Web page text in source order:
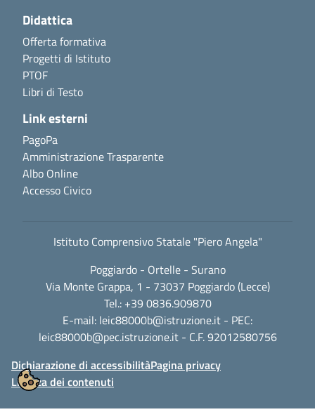
Didattica
Offerta formativa
Progetti di Istituto
PTOF
Libri di Testo
Link esterni
PagoPa
Amministrazione Trasparente
Albo Online
Accesso Civico
Istituto Comprensivo Statale "Piero Angela"
Poggiardo - Ortelle - Surano
Via Monte Grappa, 1 - 73037 Poggiardo (Lecce)
Tel.: +39 0836.909870
E-mail: leic88000b@istruzione.it - PEC:
leic88000b@pec.istruzione.it- C.F. 92012580756
Dichiarazione di accessibilitàPagina privacy
Licenza dei contenuti